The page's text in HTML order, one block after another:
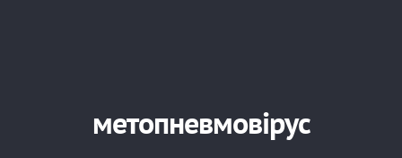
метопневмовірус